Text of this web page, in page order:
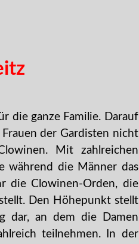
die ganze Familie. Darauf
der Gardisten nicht
Mit zahlreichen
während die Männer das
die Clowinen-Orden, die
Den Höhepunkt stellt
dar, an dem die Damen
teilnehmen. In der